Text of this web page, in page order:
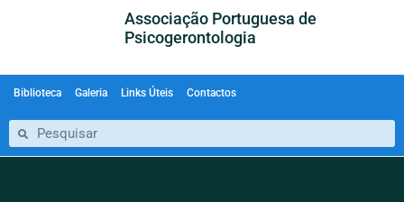
Associação Portuguesa de
Psicogerontologia
Biblioteca Galeria Links Úteis Contactos